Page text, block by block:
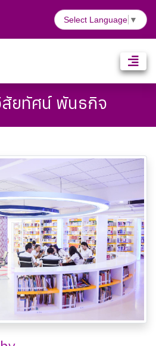
Select Language ▼
ยทัศน์ พันธกิจ